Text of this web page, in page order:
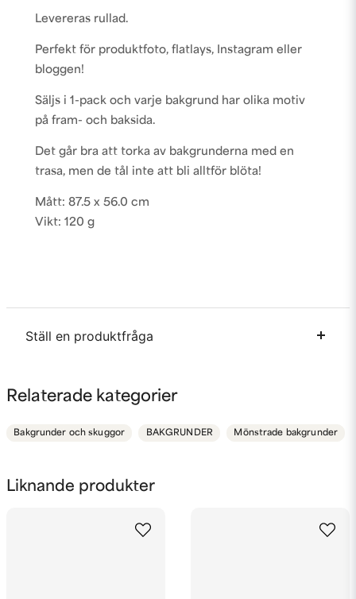
Liknande produkter
Levereras rullad.
Perfekt för produktfoto, flatlays, Instagram eller
bloggen!
Säljs i 1-pack och varje bakgrund har olika motiv
på fram- och baksida.
Det går bra att torka av bakgrunderna med en
trasa, men de tål inte att bli alltför blöta!
Mått: 87.5 x 56.0 cm
Vikt: 120 g
Ställ en produktfråga
Fråga oss något om denna produkten...
Relaterade kategorier
Bakgrunder och skuggor BAKGRUNDER Mönstrade bakgrunder